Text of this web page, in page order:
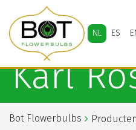
NL ES
Karl
Bot Flowerbulbs Producten